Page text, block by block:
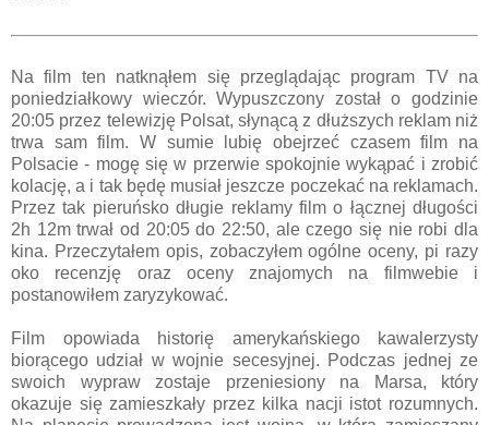
Na film ten natknąłem się przeglądając program TV na
poniedziałkowy wieczór. Wypuszczony został o godzinie
20:05 przez telewizję Polsat, słynącą z dłuższych reklam niż
trwa sam film. W sumie lubię obejrzeć czasem film na
Polsacie - mogę się w przerwie spokojnie wykąpać i zrobić
kolację, a i tak będę musiał jeszcze poczekać na reklamach.
Przez tak pieruńsko długie reklamy film o łącznej długości
2h 12m trwał od 20:05 do 22:50, ale czego się nie robi dla
kina. Przeczytałem opis, zobaczyłem ogólne oceny, pi razy
oko recenzję oraz oceny znajomych na filmwebie i
postanowiłem zaryzykować.
Film opowiada historię amerykańskiego kawalerzysty
biorącego udział w wojnie secesyjnej. Podczas jednej ze
swoich wypraw zostaje przeniesiony na Marsa, który
okazuje się zamieszkały przez kilka nacji istot rozumnych.